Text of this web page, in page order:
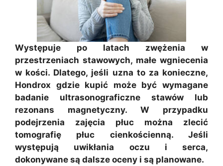
Występuje po latach zwężenia w
przestrzeniach stawowych, małe wgniecenia
w kości. Dlatego, jeśli uzna to za konieczne,
Hondrox gdzie kupić może być wymagane
badanie ultrasonograficzne stawów lub
rezonans magnetyczny. W przypadku
podejrzenia zajęcia płuc można zlecić
tomografię płuc cienkościenną. Jeśli
występują uwikłania oczu i serca,
dokonywane są dalsze oceny i są planowane.